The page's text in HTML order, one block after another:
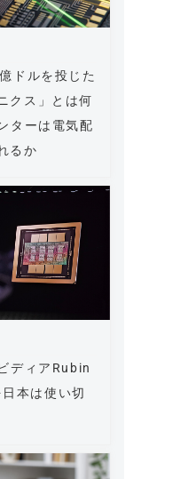
ドルを投じた
クス」とは何
ーは電気配
るか
ディアRubin
本は使い切